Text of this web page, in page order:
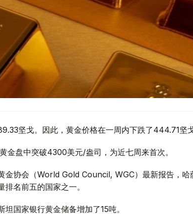
坚戈。因此，黄金价格在一周内下跌了444.71坚戈
金盘中突破4300美元/盎司，为近七周来首次。
金协会（World Gold Council, WGC）最新报告，
名前五的国家之一。
国家银行黄金储备增加了15吨。